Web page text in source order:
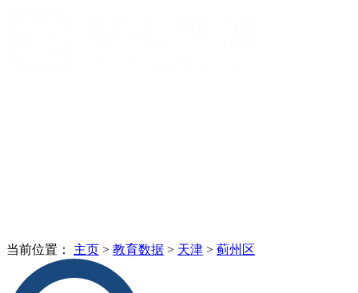
当前位置： 主页 > 教育数据 > 天津 > 蓟州区